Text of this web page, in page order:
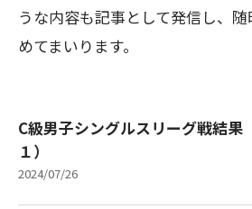
うな内容も記事として発信し、
めてまいります。
C級男子シングルスリーグ戦結果
１）
2024/07/26